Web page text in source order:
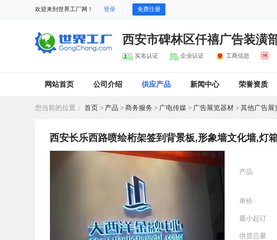
欢迎来到世界工厂网！ 登录 免费注册
西安市碑林区仟禧广告装潢
实名认证 企业认证 工商信息
网站首页 公司介绍 供应产品 新闻中心 荣誉资质
您当前的位置： 首页 > 产品 >商务服务 > 广电传媒 > 广告展览器材 >其他广告展
西安长乐西路喷绘桁架签到背景板,形象墙文化墙,灯
产品
单价
最小起订
供货总量